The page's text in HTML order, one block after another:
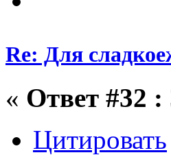
Re: Для
« Ответ #32 :
Цитировать